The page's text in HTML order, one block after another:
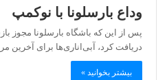
وداع بارسلونا با نوکمپ
پس از این که باشگاه بارسلونا مجوز
دریافت کرد، آبی‌اناری‌ها برای آخرین
بیشتر بخوانید »